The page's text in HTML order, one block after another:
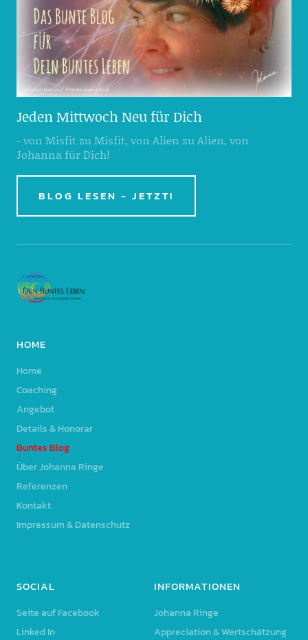
Jeden Mittwoch Neu für Dich
- von Misfit zu Misfit, von Alien zu Alien, von
Johanna für Dich!
BLOG LESEN - JETZT!
HOME
Home
Coaching
Angebot
Details & Honorar
Buntes Blog
Über Johanna Ringe
Referenzen
Kontakt
Impressum & Datenschutz
SOCIAL
Seite auf Facebook
Linked In
INFORMATIONEN
Johanna Ringe
Appreciation & Wertschätzung